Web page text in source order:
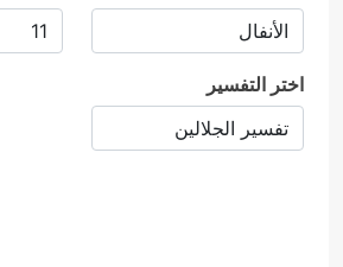
اختر التفسير